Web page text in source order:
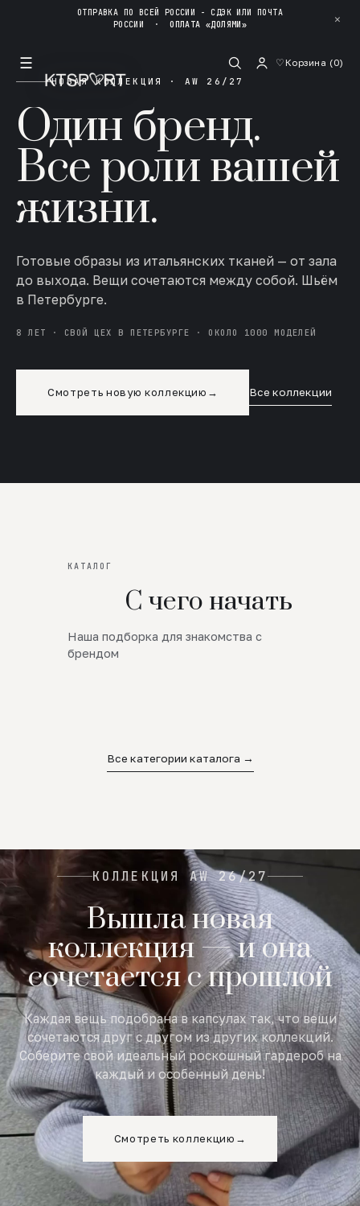
ОТПРАВКА ПО ВСЕЙ РОССИИ - СДЭК ИЛИ ПОЧТА
РОССИИ ·ОПЛАТА «ДОЛЯМИ» ✕
☰ ♡Корзина (0)
НОВАЯ КОЛЛЕКЦИЯ · AW 26/27
Один бренд.
Все роли вашей
жизни.
Готовые образы из итальянских тканей — от зала
до выхода. Вещи сочетаются между собой. Шьём
в Петербурге.
8 ЛЕТ · СВОЙ ЦЕХ В ПЕТЕРБУРГЕ · ОКОЛО 1000 МОДЕЛЕЙ
Смотреть новую коллекцию → Все коллекции
КАТАЛОГ
С чего начать
Наша подборка для знакомства с
брендом
Новинки
SALE
Все категории каталога →
КОЛЛЕКЦИЯ AW 26/27
Вышла новая
коллекция — и она
сочетается с прошлой
Каждая вещь подобрана в капсулах так, что вещи
сочетаются друг с другом из других коллекций.
Соберите свой идеальный роскошный гардероб на
каждый и особенный день!
Смотреть коллекцию →